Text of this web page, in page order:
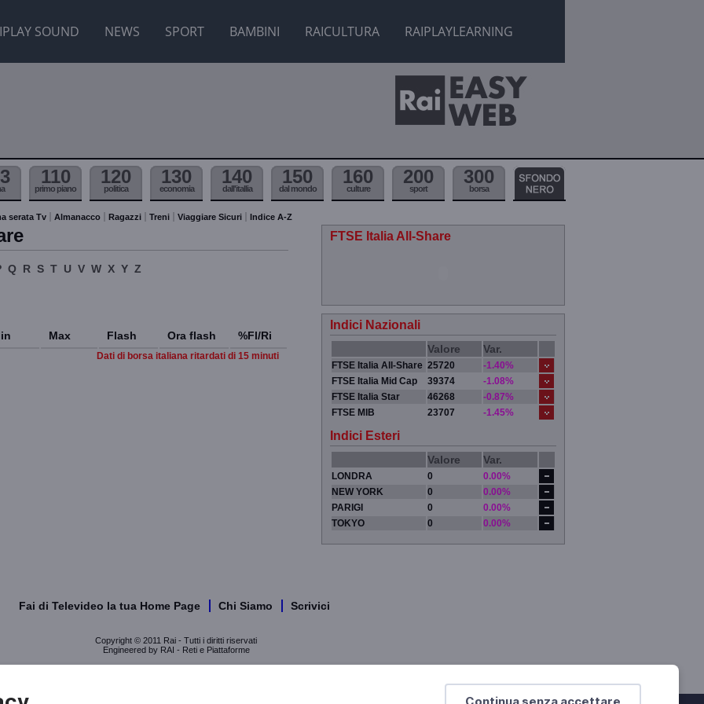
SOUND NEWS SPORT BAMBINI RAICULTURA RAIPLAYLEARNING
Continua senza accettare
110
primo piano
120
politica
130
economia
140
dall'itallia
150
dal mondo
160
culture
200
sport
300
borsa
serata Tv Almanacco Ragazzi Treni Viaggiare Sicuri Indice A-Z
Q R S T U V W X Y Z
Max Flash Ora flash %Fl/Ri
Dati di borsa italiana ritardati di 15 minuti
FTSE Italia All-Share
Indici Nazionali
Valore Var.
FTSE Italia All-Share 25720
-1.40%
FTSE Italia Mid Cap
39374
-1.08%
FTSE Italia Star
46268
-0.87%
FTSE MIB
23707 -1.45%
Indici Esteri
Valore Var.
LONDRA 0
0.00%
NEW YORK
0
0.00%
PARIGI
0
0.00%
TOKYO
0 0.00%
Fai di Televideo la tua Home Page Chi Siamo Scrivici
Copyright © 2011 Rai - Tutti i diritti riservati
Engineered by RAI - Reti e Piattaforme